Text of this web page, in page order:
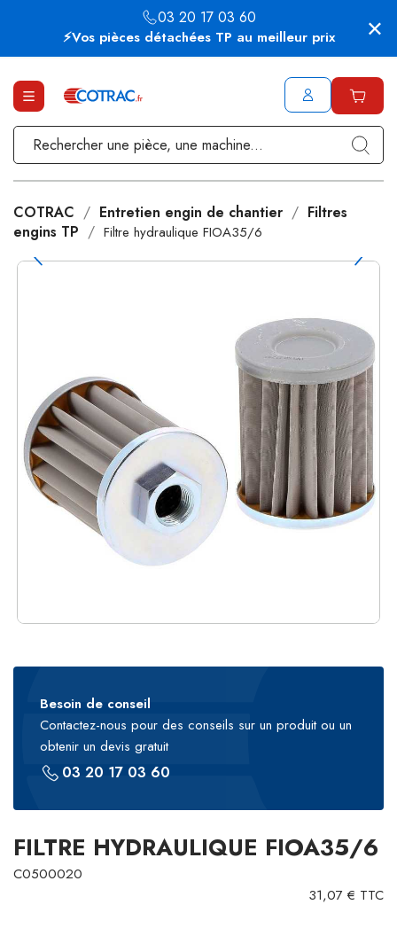
⚡Vos pièces détachées TP au meilleur prix
03 20 17 03 60
COTRAC Entretien engin de chantier
Filtres
engins TP
Filtre hydraulique FIOA35/6
Besoin de conseil
Contactez-nous pour des conseils sur un produit ou un
obtenir un devis gratuit
03 20 17 03 60
FILTRE HYDRAULIQUE FIOA35/6
C0500020
31,07 € TTC